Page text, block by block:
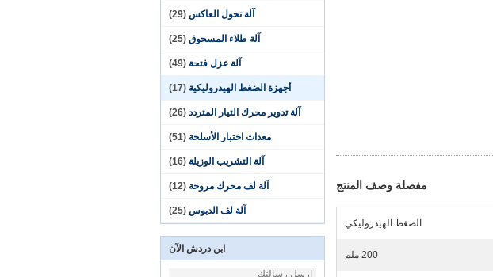
آلة تحول العاكس (29)
آلة طلاء المسحوق (25)
آلة عزل فتحة (49)
أجهزة الضغط الهيدروليكية (17)
آلة تدوير محرك التيار المتردد (26)
معدات اختبار الأسلحة (51)
آلة التشريب الوزيلة (16)
آلة لف محرك مروحة (12)
آلة لف الدبوس (25)
ابن دردش الآن
مفصلة وصف المنتج
الضغط الهيدروليكي
200 ملم